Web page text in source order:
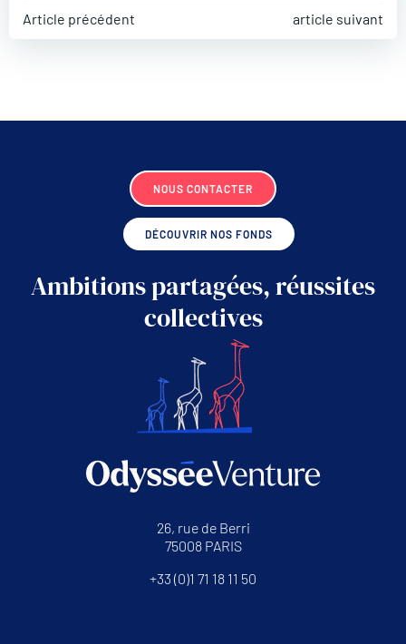
Post
Article précédent
Postarticle suivant
NOUS CONTACTER
DÉCOUVRIR NOS FONDS
Ambitions partagées, réussites
collectives
26, rue de Berri
75008 PARIS
+33 (0)1 71 18 11 50